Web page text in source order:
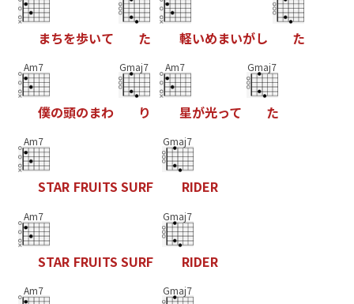
まちを歩いて た 軽いめまいがし た
Am7
僕の頭のまわ
Gmaj7
り
Am7
星が光って
Gmaj7
た
Am7
STAR FRUITS SURF
Gmaj7
RIDER
Am7
STAR FRUITS SURF
Gmaj7
RIDER
Am7 Gmaj7